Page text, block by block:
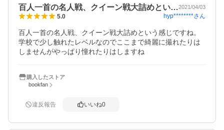
百人一首の名人戦、クイーン戦大詰めとい…2021/04/03
5.0 hyp********さん
百人一首の名人戦、クイーン戦大詰めという感じですね。
学校で少し触れたレベルなのでここまで綺麗に撮れたりは
しませんがやっぱり憧れたりはしますね
購入したストア
bookfan
違反報告 いいね0